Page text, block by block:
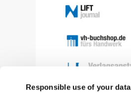
Responsible use of your data